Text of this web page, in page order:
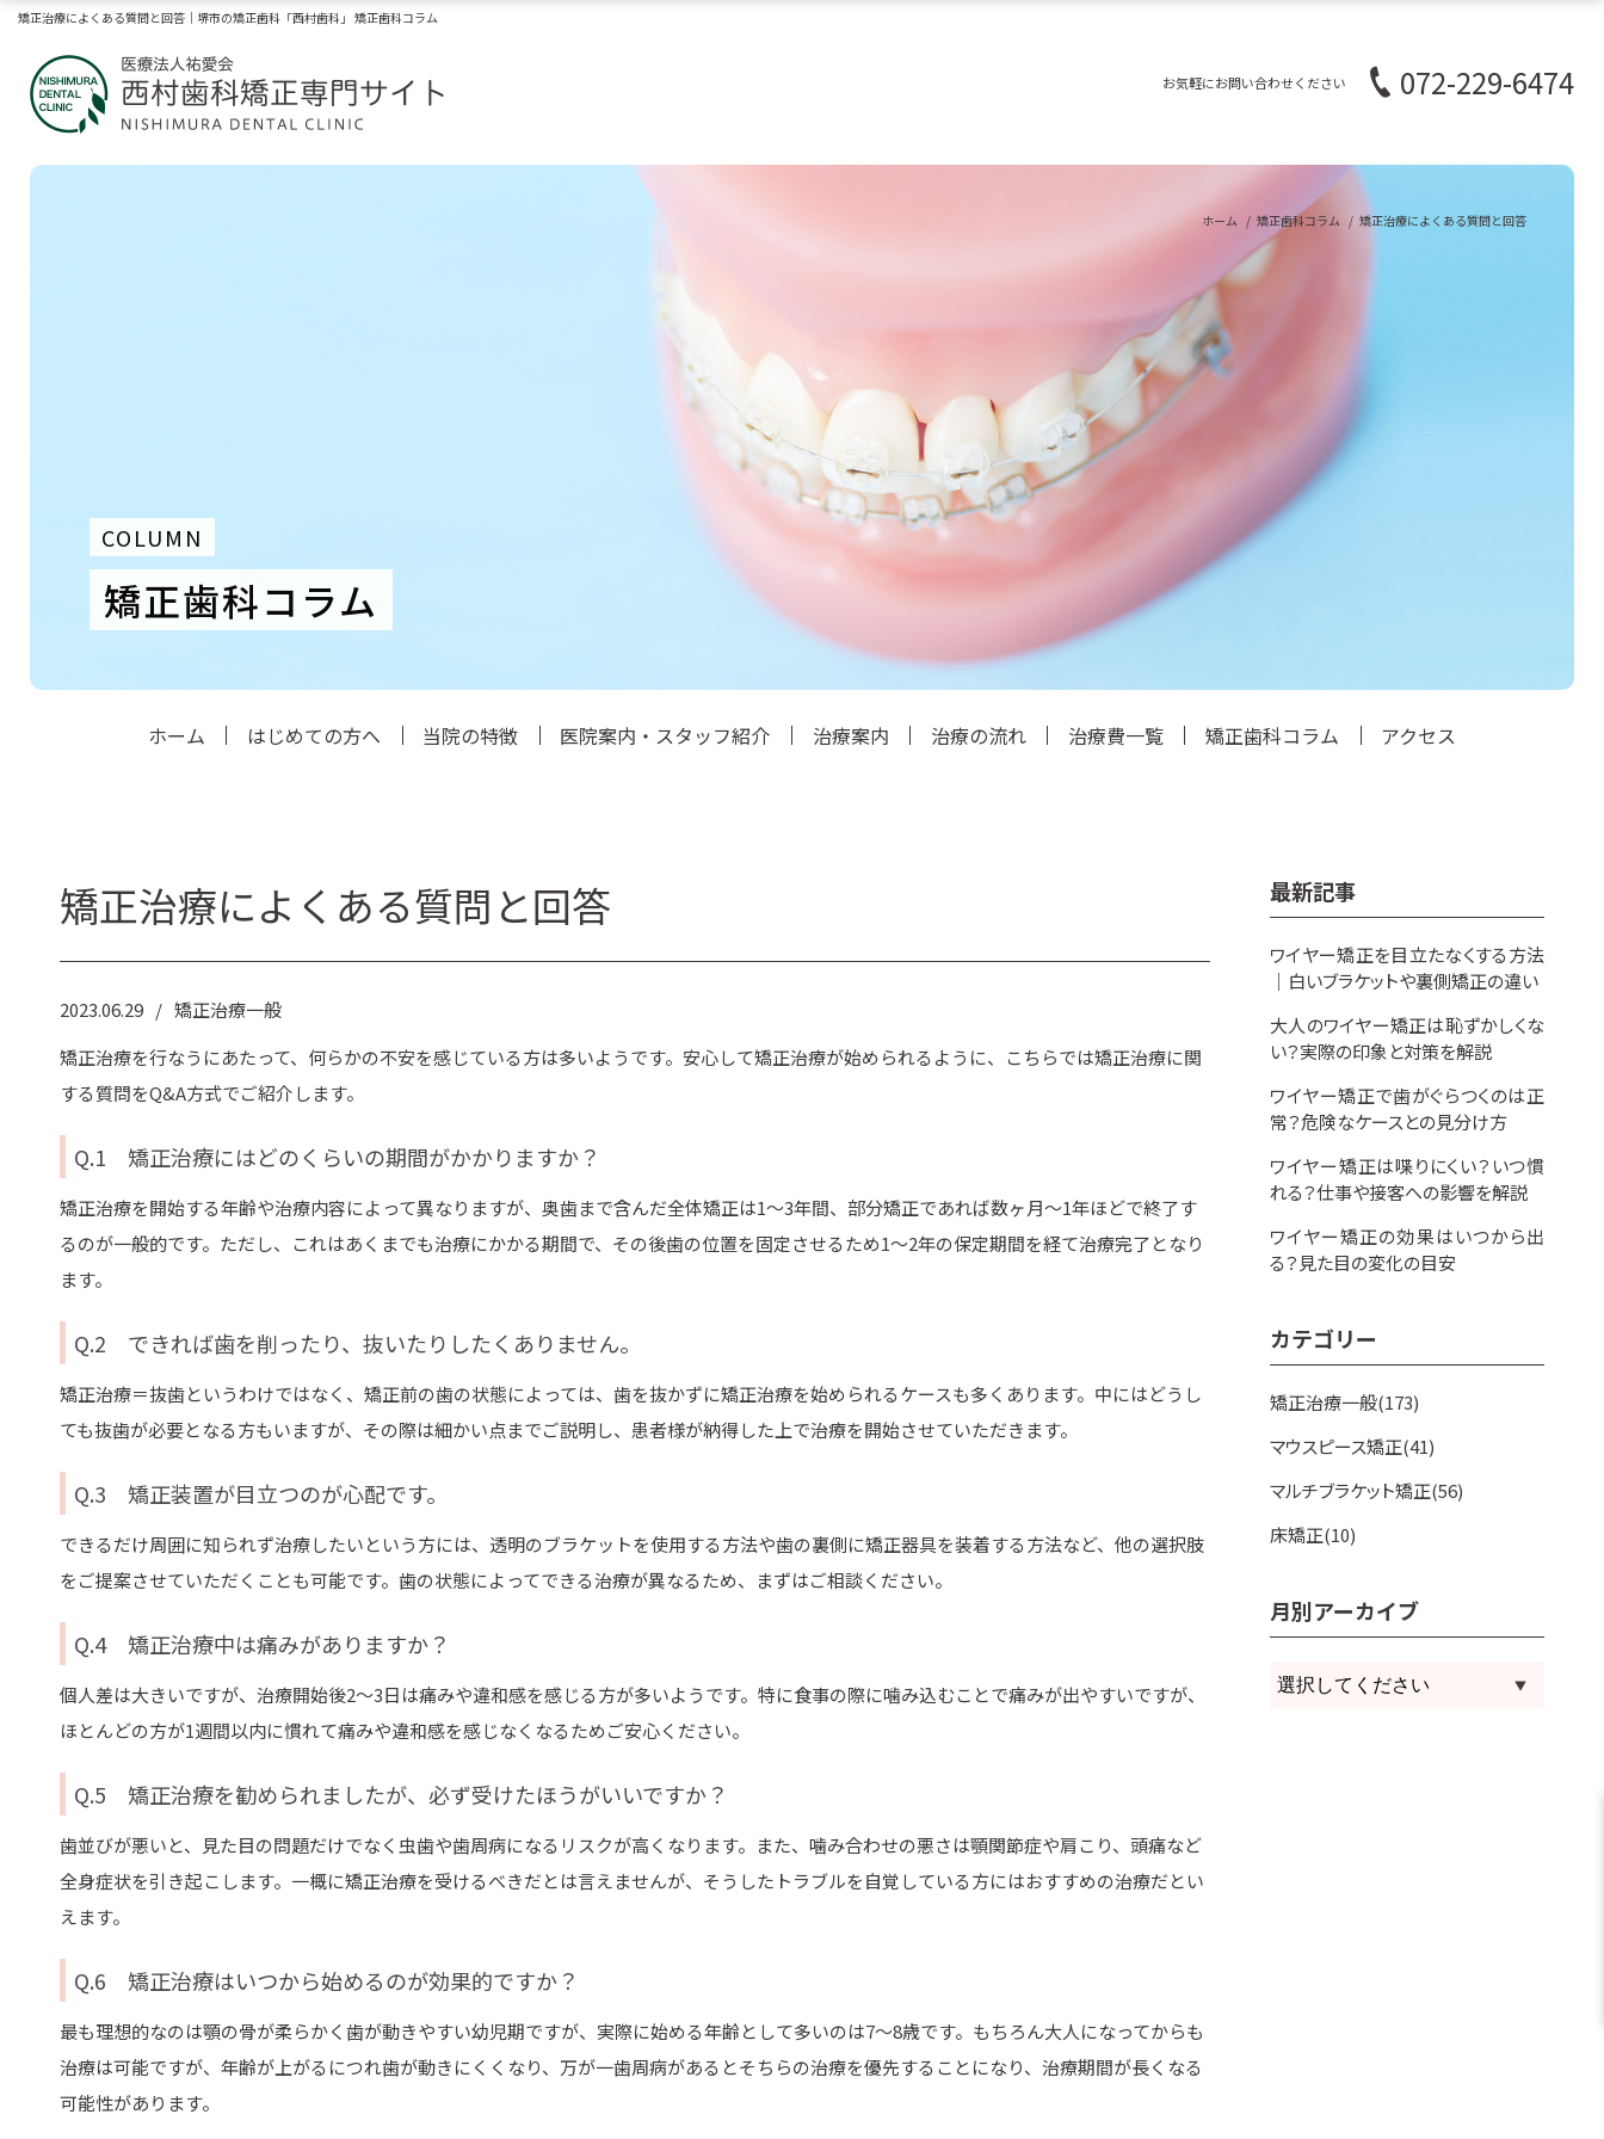
矯正治療によくある質問と回答｜堺市の矯正歯科「西村歯科」 矯正歯科コラム
お気軽にお問い合わせください 072-229-6474
COLUMN
矯正歯科コラム
ホーム 矯正歯科コラム 矯正治療によくある質問と回答
ホーム はじめての方へ 当院の特徴 医院案内・スタッフ紹介 治療案内 治療の流れ 治療費一覧 矯正歯科コラム アクセス
矯正治療によくある質問と回答
2023.06.29
矯正治療一般
矯正治療を行なうにあたって、何らかの不安を感じている方は多いようです。安心して矯正治療が始められるように、こちらでは矯正治療に関
する質問をQ&A方式でご紹介します。
Q.1 矯正治療にはどのくらいの期間がかかりますか？
矯正治療を開始する年齢や治療内容によって異なりますが、奥歯まで含んだ全体矯正は1〜3年間、部分矯正であれば数ヶ月〜1年ほどで終了す
るのが一般的です。ただし、これはあくまでも治療にかかる期間で、その後歯の位置を固定させるため1〜2年の保定期間を経て治療完了となり
ます。
Q.2 できれば歯を削ったり、抜いたりしたくありません。
矯正治療＝抜歯というわけではなく、矯正前の歯の状態によっては、歯を抜かずに矯正治療を始められるケースも多くあります。中にはどうし
ても抜歯が必要となる方もいますが、その際は細かい点までご説明し、患者様が納得した上で治療を開始させていただきます。
Q.3 矯正装置が目立つのが心配です。
できるだけ周囲に知られず治療したいという方には、透明のブラケットを使用する方法や歯の裏側に矯正器具を装着する方法など、他の選択肢
をご提案させていただくことも可能です。歯の状態によってできる治療が異なるため、まずはご相談ください。
Q.4 矯正治療中は痛みがありますか？
個人差は大きいですが、治療開始後2〜3日は痛みや違和感を感じる方が多いようです。特に食事の際に噛み込むことで痛みが出やすいですが、
ほとんどの方が1週間以内に慣れて痛みや違和感を感じなくなるためご安心ください。
Q.5 矯正治療を勧められましたが、必ず受けたほうがいいですか？
歯並びが悪いと、見た目の問題だけでなく虫歯や歯周病になるリスクが高くなります。また、噛み合わせの悪さは顎関節症や肩こり、頭痛など
全身症状を引き起こします。一概に矯正治療を受けるべきだとは言えませんが、そうしたトラブルを自覚している方にはおすすめの治療だとい
えます。
Q.6 矯正治療はいつから始めるのが効果的ですか？
最も理想的なのは顎の骨が柔らかく歯が動きやすい幼児期ですが、実際に始める年齢として多いのは7〜8歳です。もちろん大人になってからも
治療は可能ですが、年齢が上がるにつれ歯が動きにくくなり、万が一歯周病があるとそちらの治療を優先することになり、治療期間が長くなる
可能性があります。
最新記事
ワイヤー矯正を目立たなくする方法
｜白いブラケットや裏側矯正の違い
大人のワイヤー矯正は恥ずかしくな
い？実際の印象と対策を解説
ワイヤー矯正で歯がぐらつくのは正
常？危険なケースとの見分け方
ワイヤー矯正は喋りにくい？いつ慣
れる？仕事や接客への影響を解説
ワイヤー矯正の効果はいつから出
る？見た目の変化の目安
カテゴリー
矯正治療一般(173)
マウスピース矯正(41)
マルチブラケット矯正(56)
床矯正(10)
月別アーカイブ